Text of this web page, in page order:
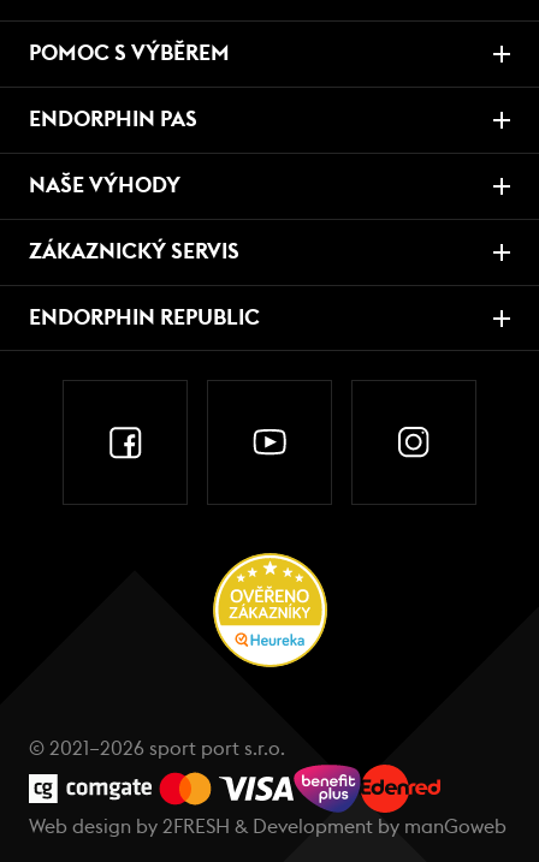
POMOC S VÝBĚREM
ENDORPHIN PAS
NAŠE VÝHODY
ZÁKAZNICKÝ SERVIS
ENDORPHIN REPUBLIC
© 2021–2026 sport port s.r.o.
Web design by 2FRESH & Development by manGoweb